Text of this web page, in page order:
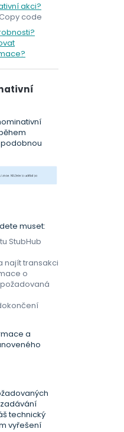
akci?
code
muset:
StubHub
najít transakci
o
a
technický
vyřešení